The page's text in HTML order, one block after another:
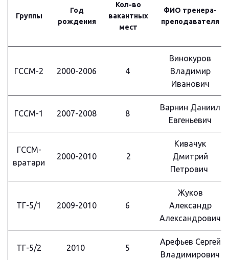
Группы
Год
рождения
Кол-во
вакантных
мест
ФИО тренера-
преподавателя
ГССМ-2 2000-2006 4
Винокуров
Владимир
Иванович
ГССМ-1 2007-2008 8
Варнин Даниил
Евгеньевич
ГССМ-
вратари
2000-2010 2
Кивачук
Дмитрий
Петрович
ТГ-5/1 2009-2010 6
Жуков
Александр
Александрович
ТГ-5/2 2010 5
Арефьев Сергей
Владимирович